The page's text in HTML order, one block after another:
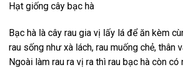
Hạt giống cây bạc hà
Bạc hà là cây rau gia vị lấy lá để ăn kèm
rau sống như xà lách, rau muống chẻ, thân
Ngoài làm rau ra vị ra thì rau bạc hà còn có